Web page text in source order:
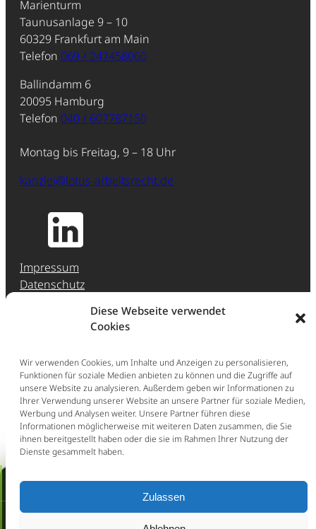
Diese Webseite verwendet
Cookies
Wir verwenden Cookies, um Inhalte und Anzeigen zu personalisieren,
Funktionen für soziale Medien anbieten zu können und die Zugriffe auf
unsere Website zu analysieren. Außerdem geben wir Informationen zu
Ihrer Verwendung unserer Website an unsere Partner für soziale Medien,
Werbung und Analysen weiter. Unsere Partner führen diese
Informationen möglicherweise mit weiteren Daten zusammen, die Sie
ihnen bereitgestellt haben oder die sie im Rahmen Ihrer Nutzung der
Dienste gesammelt haben.
Zulassen
Erstberatung buchen!
Marienturm
Taunusanlage 9 – 10
60329 Frankfurt am Main
Telefon 069 / 247458060
Ballindamm 6
20095 Hamburg
Telefon 040 / 607787150
Montag bis Freitag, 9 – 18 Uhr
kanzlei@lotus-arbeitsrecht.de
Impressum
Datenschutz
Hinweisgeber-Meldestelle (HinSchG)
Ganz einfach: Buchen Sie direkt eine Erstberatung
im persönlichen Gespräch (297,50 € inkl. Ust.).
Jetzt Erstberatung buchen
Schnellcheck: Kündigung /
Wir prüfen Ihren Fall sofort kostenfrei und melden
uns noch heute.